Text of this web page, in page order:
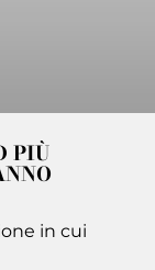
PIÙ
in cui